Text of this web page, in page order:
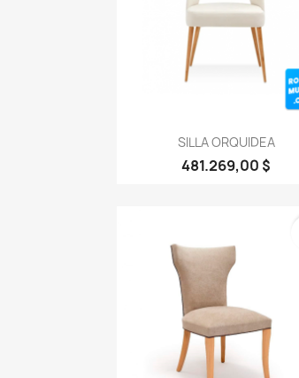
 Vista rápida
SILLA ORQUIDEA
481.269,00 $